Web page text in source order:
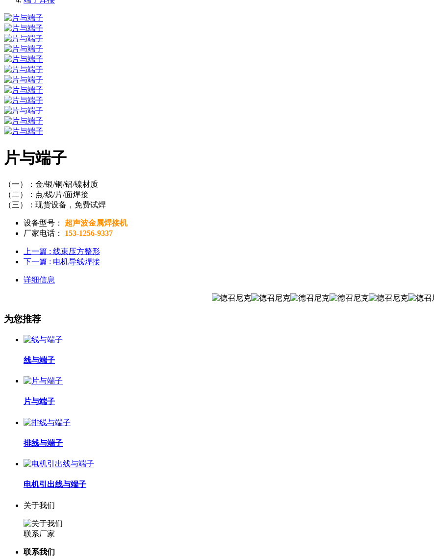
片与端子
（一）：金/银/铜/铝/镍材质
（二）：点/线/片/面焊接
（三）：现货设备，免费试焊
设备型号：
超声波金属焊接机
厂家电话：
153-1256-9337
上一篇 : 线束压方整形
下一篇 : 电机导线焊接
详细信息
为您推荐
线与端子
片与端子
排线与端子
电机引出线与端子
关于我们
联系厂家
联系我们